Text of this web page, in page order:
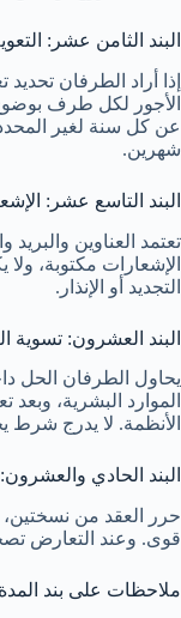
البند الثامن عشر:
إذا أراد الطرفان
عن كل سنة لغير
شهرين.
البند التاسع عشر:
تعتمد العناوين
الإشعارات مكتوبة،
التجديد أو الإنذار.
البند العشرون: تسوية
يحاول الطرفان الحل
الموارد البشرية،
الأنظمة. لا يدرج
البند الحادي
حرر العقد من
قوى. وعند التعارض
ملاحظات على بند المدة